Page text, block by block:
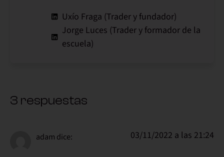
Uxío Fraga (Trader y fundador)
Jorge Luces (Trader y formador de la
escuela)
3 respuestas
adam dice: 03/11/2022 a las 21:24